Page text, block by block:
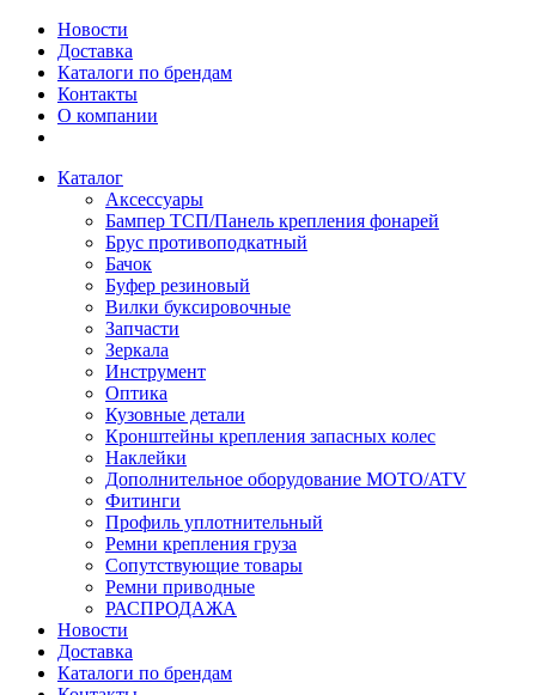
Новости
Доставка
Каталоги по брендам
Контакты
О компании
Каталог
Аксессуары
Бампер ТСП/Панель крепления фонарей
Брус противоподкатный
Бачок
Буфер резиновый
Вилки буксировочные
Запчасти
Зеркала
Инструмент
Оптика
Кузовные детали
Кронштейны крепления запасных колес
Наклейки
Дополнительное оборудование MOTO/ATV
Фитинги
Профиль уплотнительный
Ремни крепления груза
Сопутствующие товары
Ремни приводные
РАСПРОДАЖА
Новости
Доставка
Каталоги по брендам